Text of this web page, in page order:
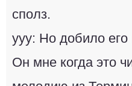
сполз.
ууу: Но добило его
Он мне когда это